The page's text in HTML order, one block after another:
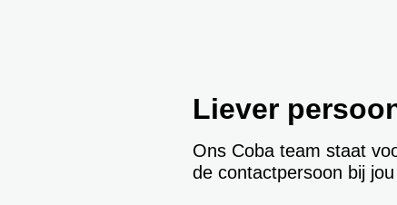
Liever
Ons Coba team staat
de contactpersoon bij